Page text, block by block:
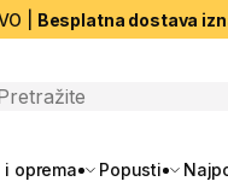
| Besplatna dostava
search
i oprema Popusti